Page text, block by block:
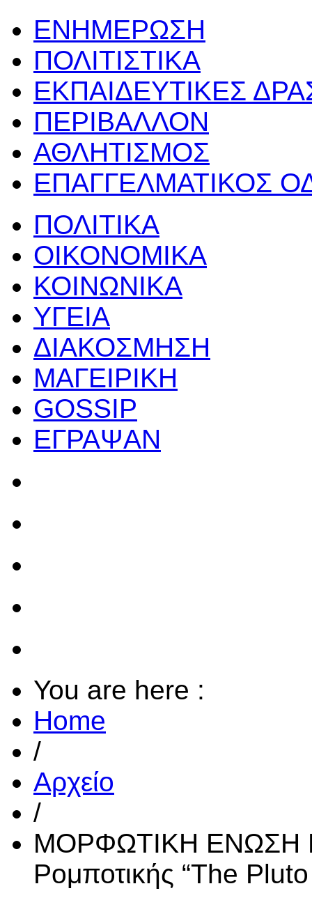
ΕΝΗΜΕΡΩΣΗ
ΠΟΛΙΤΙΣΤΙΚΑ
ΕΚΠΑΙΔΕΥΤΙΚΕΣ
ΠΕΡΙΒΑΛΛΟΝ
ΑΘΛΗΤΙΣΜΟΣ
ΕΠΑΓΓΕΛΜΑΤΙΚΟΣ
ΠΟΛΙΤΙΚΑ
ΟΙΚΟΝΟΜΙΚΑ
ΚΟΙΝΩΝΙΚΑ
ΥΓΕΙΑ
ΔΙΑΚΟΣΜΗΣΗ
ΜΑΓΕΙΡΙΚΗ
GOSSIP
ΕΓΡΑΨΑΝ
You are here :
Home
/
Αρχείο
/
ΜΟΡΦΩΤΙΚΗ ΕΝΩΣΗ
Ρομποτικής “The